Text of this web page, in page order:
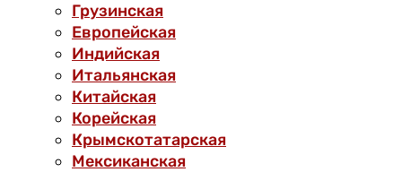
Грузинская
Европейская
Индийская
Итальянская
Китайская
Корейская
Крымскотатарская
Мексиканская